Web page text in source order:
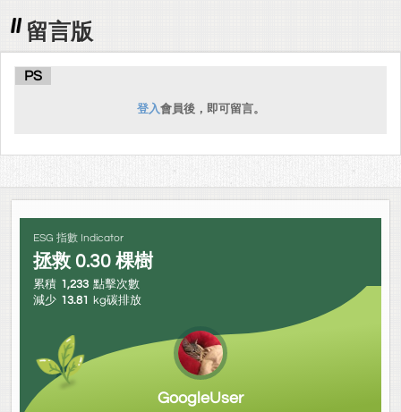
留言版
PS
登入會員後，即可留言。
ESG 指數 Indicator
拯救 0.30 棵樹
累積 1,233 點擊次數
減少 13.81 kg碳排放
GoogleUser